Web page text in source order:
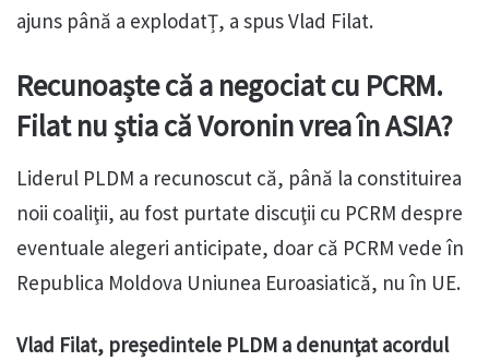
ajuns până a explodatȚ, a spus Vlad Filat.
Recunoaște că a negociat cu PCRM.
Filat nu știa că Voronin vrea în ASIA?
Liderul PLDM a recunoscut că, până la constituirea
noii coaliţii, au fost purtate discuţii cu PCRM despre
eventuale alegeri anticipate, doar că PCRM vede în
Republica Moldova Uniunea Euroasiatică, nu în UE.
Vlad Filat, președintele PLDM a denunţat acordul